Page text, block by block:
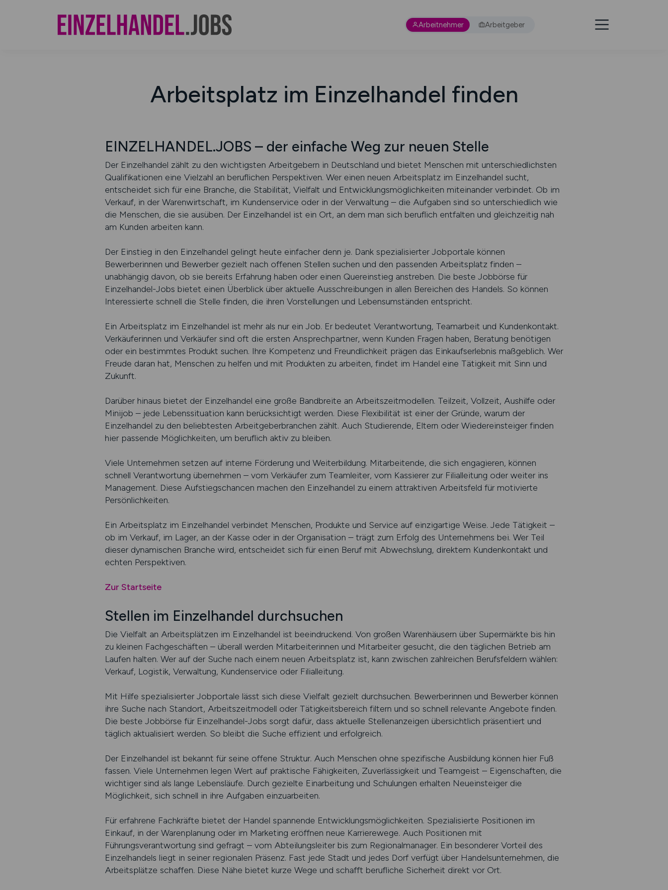
Arbeitnehmer Arbeitgeber
Arbeitsplatz im Einzelhandel finden
EINZELHANDEL.JOBS – der einfache Weg zur neuen Stelle
Der Einzelhandel zählt zu den wichtigsten Arbeitgebern in Deutschland und bietet Menschen mit unterschiedlichsten
Qualifikationen eine Vielzahl an beruflichen Perspektiven. Wer einen neuen Arbeitsplatz im Einzelhandel sucht,
entscheidet sich für eine Branche, die Stabilität, Vielfalt und Entwicklungsmöglichkeiten miteinander verbindet. Ob im
Verkauf, in der Warenwirtschaft, im Kundenservice oder in der Verwaltung – die Aufgaben sind so unterschiedlich wie
die Menschen, die sie ausüben. Der Einzelhandel ist ein Ort, an dem man sich beruflich entfalten und gleichzeitig nah
am Kunden arbeiten kann.
Der Einstieg in den Einzelhandel gelingt heute einfacher denn je. Dank spezialisierter Jobportale können
Bewerberinnen und Bewerber gezielt nach offenen Stellen suchen und den passenden Arbeitsplatz finden –
unabhängig davon, ob sie bereits Erfahrung haben oder einen Quereinstieg anstreben. Die beste Jobbörse für
Einzelhandel-Jobs bietet einen Überblick über aktuelle Ausschreibungen in allen Bereichen des Handels. So können
Interessierte schnell die Stelle finden, die ihren Vorstellungen und Lebensumständen entspricht.
Ein Arbeitsplatz im Einzelhandel ist mehr als nur ein Job. Er bedeutet Verantwortung, Teamarbeit und Kundenkontakt.
Verkäuferinnen und Verkäufer sind oft die ersten Ansprechpartner, wenn Kunden Fragen haben, Beratung benötigen
oder ein bestimmtes Produkt suchen. Ihre Kompetenz und Freundlichkeit prägen das Einkaufserlebnis maßgeblich. Wer
Freude daran hat, Menschen zu helfen und mit Produkten zu arbeiten, findet im Handel eine Tätigkeit mit Sinn und
Zukunft.
Darüber hinaus bietet der Einzelhandel eine große Bandbreite an Arbeitszeitmodellen. Teilzeit, Vollzeit, Aushilfe oder
Minijob – jede Lebenssituation kann berücksichtigt werden. Diese Flexibilität ist einer der Gründe, warum der
Einzelhandel zu den beliebtesten Arbeitgeberbranchen zählt. Auch Studierende, Eltern oder Wiedereinsteiger finden
hier passende Möglichkeiten, um beruflich aktiv zu bleiben.
Viele Unternehmen setzen auf interne Förderung und Weiterbildung. Mitarbeitende, die sich engagieren, können
schnell Verantwortung übernehmen – vom Verkäufer zum Teamleiter, vom Kassierer zur Filialleitung oder weiter ins
Management. Diese Aufstiegschancen machen den Einzelhandel zu einem attraktiven Arbeitsfeld für motivierte
Persönlichkeiten.
Ein Arbeitsplatz im Einzelhandel verbindet Menschen, Produkte und Service auf einzigartige Weise. Jede Tätigkeit –
ob im Verkauf, im Lager, an der Kasse oder in der Organisation – trägt zum Erfolg des Unternehmens bei. Wer Teil
dieser dynamischen Branche wird, entscheidet sich für einen Beruf mit Abwechslung, direktem Kundenkontakt und
echten Perspektiven.
Zur Startseite
Stellen im Einzelhandel durchsuchen
Die Vielfalt an Arbeitsplätzen im Einzelhandel ist beeindruckend. Von großen Warenhäusern über Supermärkte bis hin
zu kleinen Fachgeschäften – überall werden Mitarbeiterinnen und Mitarbeiter gesucht, die den täglichen Betrieb am
Laufen halten. Wer auf der Suche nach einem neuen Arbeitsplatz ist, kann zwischen zahlreichen Berufsfeldern wählen:
Verkauf, Logistik, Verwaltung, Kundenservice oder Filialleitung.
Mit Hilfe spezialisierter Jobportale lässt sich diese Vielfalt gezielt durchsuchen. Bewerberinnen und Bewerber können
ihre Suche nach Standort, Arbeitszeitmodell oder Tätigkeitsbereich filtern und so schnell relevante Angebote finden.
Die beste Jobbörse für Einzelhandel-Jobs sorgt dafür, dass aktuelle Stellenanzeigen übersichtlich präsentiert und
täglich aktualisiert werden. So bleibt die Suche effizient und erfolgreich.
Der Einzelhandel ist bekannt für seine offene Struktur. Auch Menschen ohne spezifische Ausbildung können hier Fuß
fassen. Viele Unternehmen legen Wert auf praktische Fähigkeiten, Zuverlässigkeit und Teamgeist – Eigenschaften, die
wichtiger sind als lange Lebensläufe. Durch gezielte Einarbeitung und Schulungen erhalten Neueinsteiger die
Möglichkeit, sich schnell in ihre Aufgaben einzuarbeiten.
Für erfahrene Fachkräfte bietet der Handel spannende Entwicklungsmöglichkeiten. Spezialisierte Positionen im
Einkauf, in der Warenplanung oder im Marketing eröffnen neue Karrierewege. Auch Positionen mit
Führungsverantwortung sind gefragt – vom Abteilungsleiter bis zum Regionalmanager. Ein besonderer Vorteil des
Einzelhandels liegt in seiner regionalen Präsenz. Fast jede Stadt und jedes Dorf verfügt über Handelsunternehmen, die
Arbeitsplätze schaffen. Diese Nähe bietet kurze Wege und schafft berufliche Sicherheit direkt vor Ort.